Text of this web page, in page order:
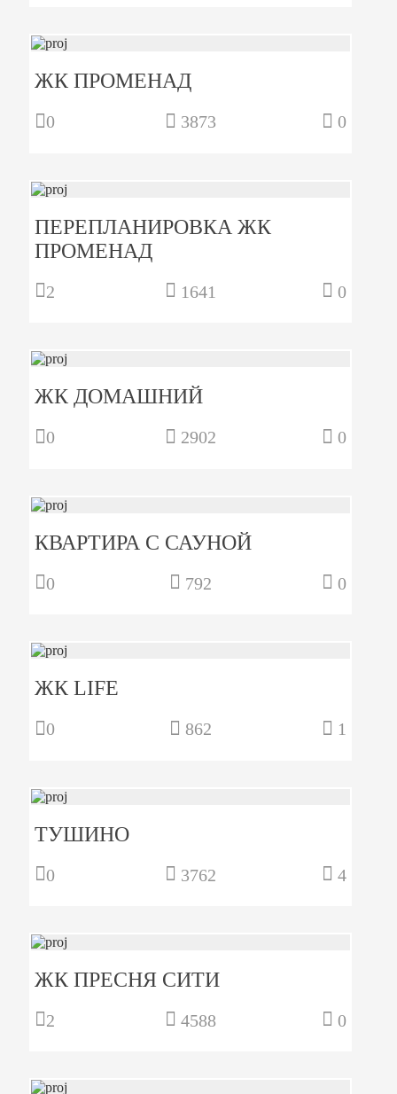
ЖК ПРОМЕНАД
0 3873 0
ПЕРЕПЛАНИРОВКА ЖК
ПРОМЕНАД
2 1641 0
ЖК ДОМАШНИЙ
0 2902 0
КВАРТИРА С САУНОЙ
0 792 0
ЖК LIFE
0 862 1
ТУШИНО
0 3762 4
ЖК ПРЕСНЯ СИТИ
2 4588 0